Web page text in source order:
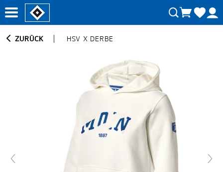
ZURÜCK HSV X DERBE